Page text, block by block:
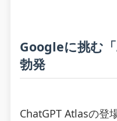
Googleに挑む
勃発
ChatGPT Atlasの登